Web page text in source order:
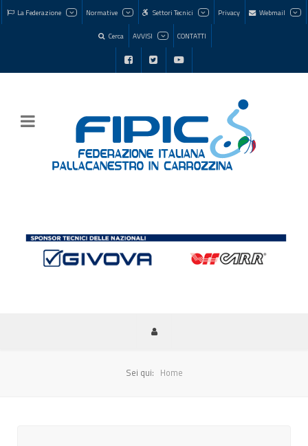
La Federazione Normative Settori Tecnici Privacy Webmail
Cerca AVVISI CONTATTI
Sei qui: Home